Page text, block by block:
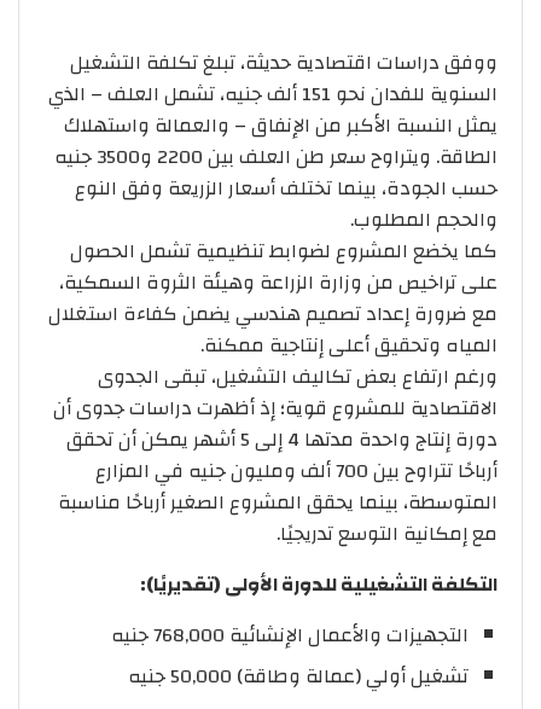
ووفق دراسات اقتصادية حديثة، تبلغ تكلفة التشغيل
السنوية للفدان نحو 151 ألف جنيه، تشمل العلف – الذي
يمثل النسبة الأكبر من الإنفاق – والعمالة واستهلاك
الطاقة. ويتراوح سعر طن العلف بين 2200 و3500 جنيه
حسب الجودة، بينما تختلف أسعار الزريعة وفق النوع
والحجم المطلوب.
كما يخضع المشروع لضوابط تنظيمية تشمل الحصول
على تراخيص من وزارة الزراعة وهيئة الثروة السمكية،
مع ضرورة إعداد تصميم هندسي يضمن كفاءة استغلال
المياه وتحقيق أعلى إنتاجية ممكنة.
ورغم ارتفاع بعض تكاليف التشغيل، تبقى الجدوى
الاقتصادية للمشروع قوية؛ إذ أظهرت دراسات جدوى أن
دورة إنتاج واحدة مدتها 4 إلى 5 أشهر يمكن أن تحقق
أرباحًا تتراوح بين 700 ألف ومليون جنيه في المزارع
المتوسطة، بينما يحقق المشروع الصغير أرباحًا مناسبة
مع إمكانية التوسع تدريجيًا.
التكلفة التشغيلية للدورة الأولى (تقديريًا):
التجهيزات والأعمال الإنشائية 768,000 جنيه
تشغيل أولي (عمالة وطاقة) 50,000 جنيه